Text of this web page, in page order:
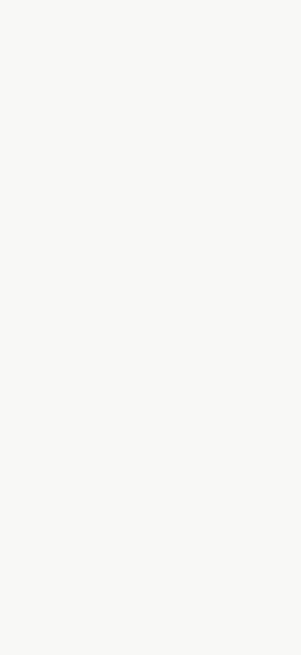
Гороскоп на
07-
Овны умеют
и вашему